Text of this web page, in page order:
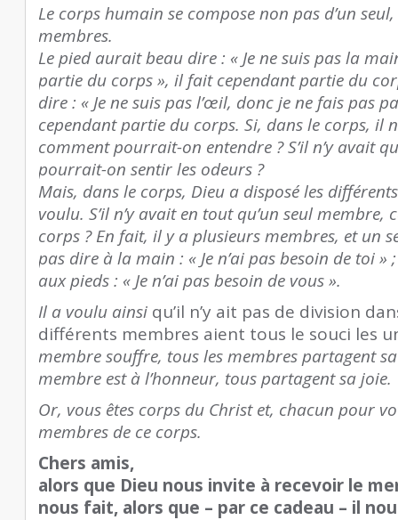
Le corps humain se compose non pas d’un
membres.
Le pied aurait beau dire : « Je ne suis pas la
partie du corps », il fait cependant partie du
dire : « Je ne suis pas l’œil, donc je ne fais pas
cependant partie du corps. Si, dans le corps, il
comment pourrait-on entendre ? S’il n’y avait
pourrait-on sentir les odeurs ?
Mais, dans le corps, Dieu a disposé les
voulu. S’il n’y avait en tout qu’un seul
corps ? En fait, il y a plusieurs membres, et un
pas dire à la main : « Je n’ai pas besoin de toi
aux pieds : « Je n’ai pas besoin de vous ».
Il a voulu ainsi qu’il n’y ait pas de division
différents membres aient tous le souci les
membre souffre, tous les membres partagent
membre est à l’honneur, tous partagent sa joie.
Or, vous êtes corps du Christ et, chacun pour
membres de ce corps.
Chers amis,
alors que Dieu nous invite à recevoir le
nous fait, alors que – par ce cadeau – il